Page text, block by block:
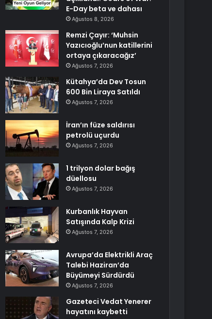
E-Day beta ve dahası
Ağustos 8, 2026
Remzi Çayır: ‘Muhsin
Yazıcıoğlu’nun katillerini
ortaya çıkaracağız’
Ağustos 7, 2026
Kütahya’da Dev Tosun
600 Bin Liraya Satıldı
Ağustos 7, 2026
İran’ın füze saldırısı
petrolü uçurdu
Ağustos 7, 2026
1 trilyon dolar bağış
düellosu
Ağustos 7, 2026
Kurbanlık Hayvan
Satışında Kalp Krizi
Ağustos 7, 2026
Avrupa’da Elektrikli Araç
Talebi Haziran’da
Büyümeyi Sürdürdü
Ağustos 7, 2026
Gazeteci Vedat Yenerer
hayatını kaybetti